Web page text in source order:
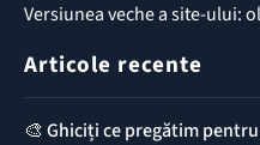
Versiunea veche a site-ului:
Articole recente
🎨 Ghiciți ce pregătim